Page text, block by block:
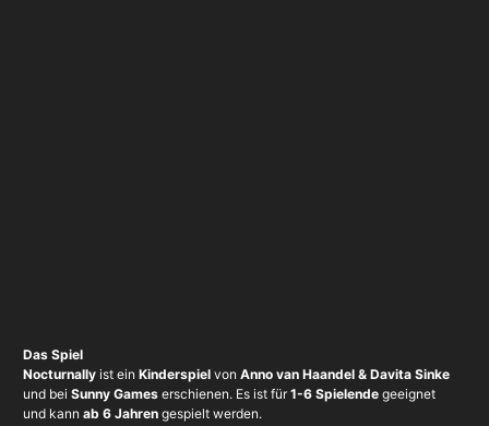
Das Spiel
Nocturnally ist ein Kinderspielvon Anno van Haandel & Davita Sinke
und bei Sunny Gameserschienen. Es ist für1-6 Spielendegeeignet
und kann ab 6 Jahrengespielt werden.